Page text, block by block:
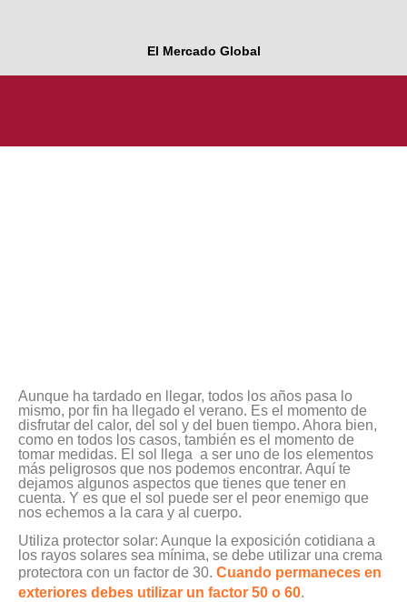
El Mercado Global
Aunque ha tardado en llegar, todos los años pasa lo
mismo, por fin ha llegado el verano. Es el momento de
disfrutar del calor, del sol y del buen tiempo. Ahora bien,
como en todos los casos, también es el momento de
tomar medidas. El sol llega a ser uno de los elementos
más peligrosos que nos podemos encontrar. Aquí te
dejamos algunos aspectos que tienes que tener en
cuenta. Y es que el sol puede ser el peor enemigo que
nos echemos a la cara y al cuerpo.
Utiliza protector solar: Aunque la exposición cotidiana a
los rayos solares sea mínima, se debe utilizar una crema
protectora con un factor de 30. Cuando permaneces en
exteriores debes utilizar un factor 50 o 60.